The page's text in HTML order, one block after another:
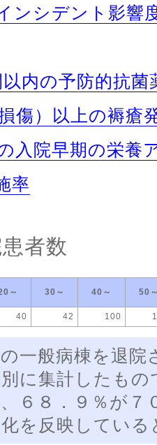
ンシデント影響
内の予防的抗菌
傷）以上の褥瘡
入院早期の栄養
率
者数
～ 30～ 40～ 50
40 42 100
一般病棟を退院
に集計したも
６８．９％が７
を反映してい